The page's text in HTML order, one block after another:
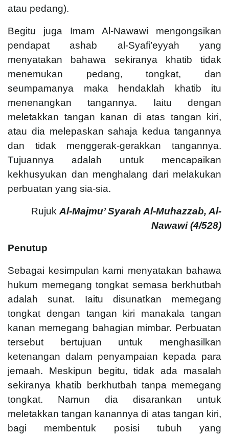
atau pedang).
Begitu juga Imam Al-Nawawi mengongsikan
pendapat ashab al-Syafi’eyyah yang
menyatakan bahawa sekiranya khatib tidak
menemukan pedang, tongkat, dan
seumpamanya maka hendaklah khatib itu
menenangkan tangannya. Iaitu dengan
meletakkan tangan kanan di atas tangan kiri,
atau dia melepaskan sahaja kedua tangannya
dan tidak menggerak-gerakkan tangannya.
Tujuannya adalah untuk mencapaikan
kekhusyukan dan menghalang dari melakukan
perbuatan yang sia-sia.
Rujuk Al-Majmu’ Syarah Al-Muhazzab, Al-
Nawawi (4/528)
Penutup
Sebagai kesimpulan kami menyatakan bahawa
hukum memegang tongkat semasa berkhutbah
adalah sunat. Iaitu disunatkan memegang
tongkat dengan tangan kiri manakala tangan
kanan memegang bahagian mimbar. Perbuatan
tersebut bertujuan untuk menghasilkan
ketenangan dalam penyampaian kepada para
jemaah. Meskipun begitu, tidak ada masalah
sekiranya khatib berkhutbah tanpa memegang
tongkat. Namun dia disarankan untuk
meletakkan tangan kanannya di atas tangan kiri,
bagi membentuk posisi tubuh yang